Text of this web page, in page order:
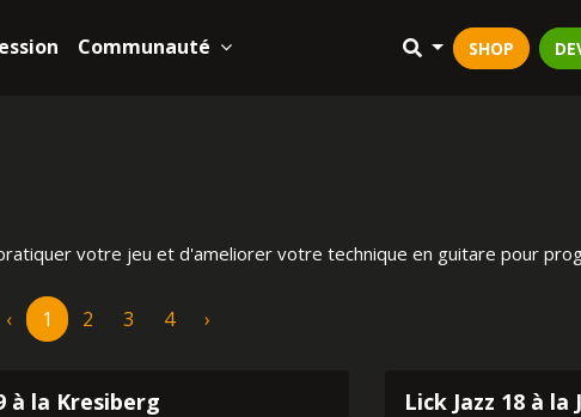
Communauté SHOP
votre jeu et d'ameliorer votre technique en guitare pour
‹ 1 2 3 4 ›
à la Kresiberg Lick Jazz 18 à la